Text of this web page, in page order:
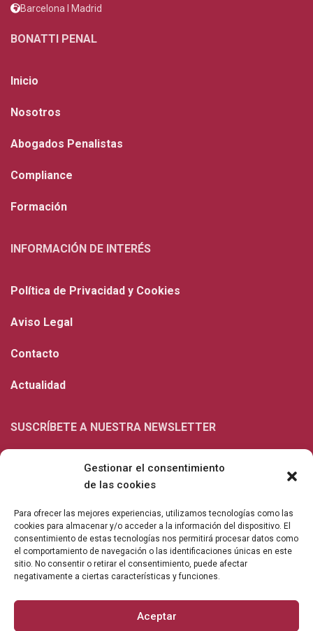
Gestionar el consentimiento
de las cookies
Para ofrecer las mejores experiencias, utilizamos tecnologías como las
cookies para almacenar y/o acceder a la información del dispositivo. El
consentimiento de estas tecnologías nos permitirá procesar datos como
el comportamiento de navegación o las identificaciones únicas en este
sitio. No consentir o retirar el consentimiento, puede afectar
negativamente a ciertas características y funciones.
Aceptar
Barcelona I Madrid
BONATTI PENAL
Inicio
Nosotros
Abogados Penalistas
Compliance
Formación
INFORMACIÓN DE INTERÉS
Política de Privacidad y Cookies
Aviso Legal
Contacto
Actualidad
SUSCRÍBETE A NUESTRA NEWSLETTER
¿No eres un bot? Resuelve esta operación: 6+2=X?